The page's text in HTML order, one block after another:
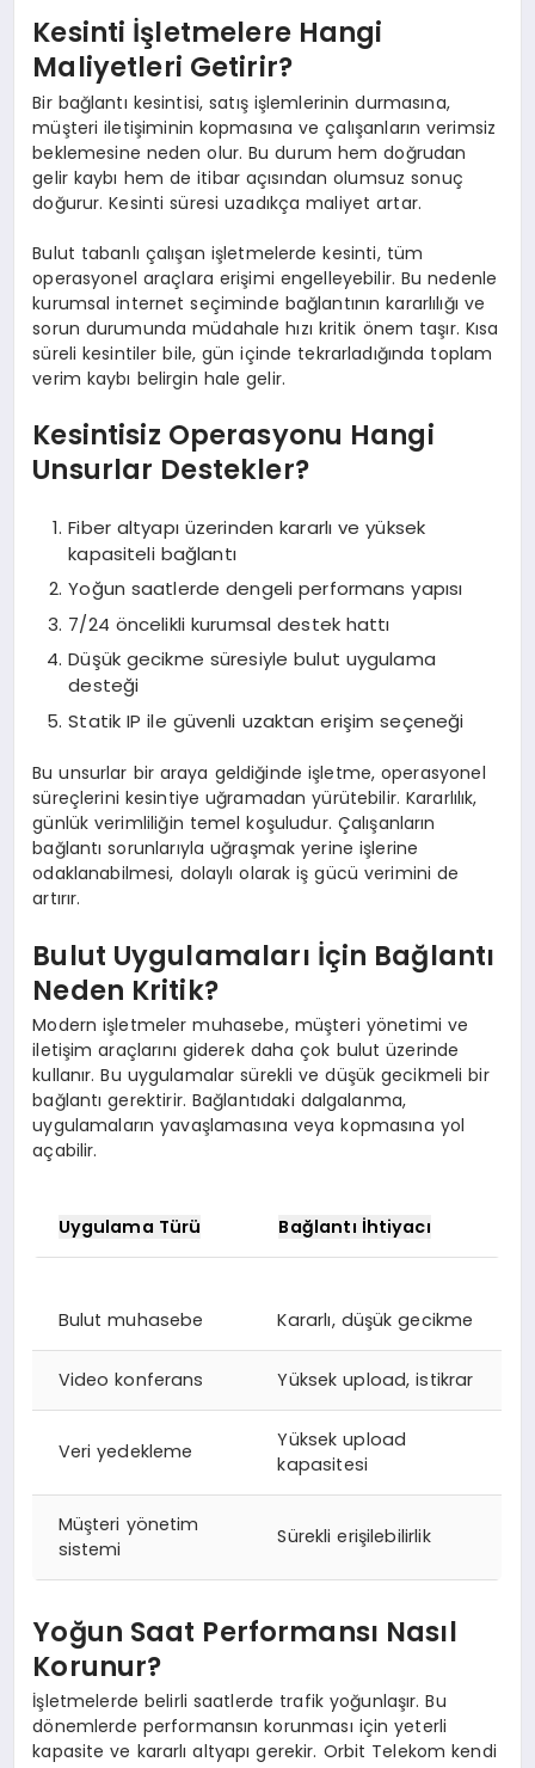
Kesinti İşletmelere Hangi
Maliyetleri Getirir?
Bir bağlantı kesintisi, satış işlemlerinin durmasına,
müşteri iletişiminin kopmasına ve çalışanların verimsiz
beklemesine neden olur. Bu durum hem doğrudan
gelir kaybı hem de itibar açısından olumsuz sonuç
doğurur. Kesinti süresi uzadıkça maliyet artar.
Bulut tabanlı çalışan işletmelerde kesinti, tüm
operasyonel araçlara erişimi engelleyebilir. Bu nedenle
kurumsal internet seçiminde bağlantının kararlılığı ve
sorun durumunda müdahale hızı kritik önem taşır. Kısa
süreli kesintiler bile, gün içinde tekrarladığında toplam
verim kaybı belirgin hale gelir.
Kesintisiz Operasyonu Hangi
Unsurlar Destekler?
Fiber altyapı üzerinden kararlı ve yüksek
kapasiteli bağlantı
Yoğun saatlerde dengeli performans yapısı
7/24 öncelikli kurumsal destek hattı
Düşük gecikme süresiyle bulut uygulama
desteği
Statik IP ile güvenli uzaktan erişim seçeneği
Bu unsurlar bir araya geldiğinde işletme, operasyonel
süreçlerini kesintiye uğramadan yürütebilir. Kararlılık,
günlük verimliliğin temel koşuludur. Çalışanların
bağlantı sorunlarıyla uğraşmak yerine işlerine
odaklanabilmesi, dolaylı olarak iş gücü verimini de
artırır.
Bulut Uygulamaları İçin Bağlantı
Neden Kritik?
Modern işletmeler muhasebe, müşteri yönetimi ve
iletişim araçlarını giderek daha çok bulut üzerinde
kullanır. Bu uygulamalar sürekli ve düşük gecikmeli bir
bağlantı gerektirir. Bağlantıdaki dalgalanma,
uygulamaların yavaşlamasına veya kopmasına yol
açabilir.
Uygulama Türü Bağlantı İhtiyacı
Bulut muhasebe Kararlı, düşük gecikme
Video konferans Yüksek upload, istikrar
Veri yedekleme
Yüksek upload
kapasitesi
Müşteri yönetim
sistemi
Sürekli erişilebilirlik
Yoğun Saat Performansı Nasıl
Korunur?
İşletmelerde belirli saatlerde trafik yoğunlaşır. Bu
dönemlerde performansın korunması için yeterli
kapasite ve kararlı altyapı gerekir. Orbit Telekom kendi